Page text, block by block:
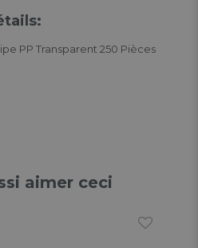
PP Transparent 250 Pièces
aimer ceci